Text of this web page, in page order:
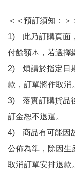
＜＜預訂須知：＞
1)　此乃訂購頁面
付餘額⚠️，若選擇
2)　煩請於指定日
款，訂單將作取消。
3)　落實訂購貨品
訂金恕不退還。
4)　商品有可能因
公佈為準，除因生
取消訂單安排退款。